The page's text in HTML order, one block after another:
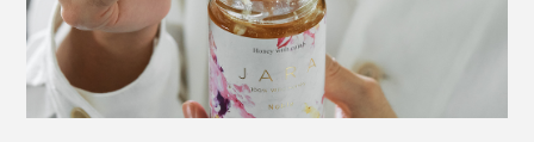
黒いラベルの「WILDタイプ」と比べると、よりコクが
あって香りも豊か。野生のハチミツをそのまま味わいた
いなら黒いラベルの「WILD タイプ」、クリーミーな舌
触りがお好みの場合は、「NOBLEタイプ」がおすすめ